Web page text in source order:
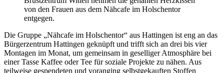
von den Frauen aus dem Nähcafe im Holschentor
entgegen.
Die Gruppe „Nähcafe im Holschentor“ aus Hattingen ist eng an das
Bürgerzentrum Hattingen geknüpft und trifft sich an drei bis vier
Montagen im Monat, um gemeinsam in geselliger Atmosphäre bei
einer Tasse Kaffee oder Tee für soziale Projekte zu nähen. Aus
teilweise gespendeten und voranging selbstgekauften Stoffen